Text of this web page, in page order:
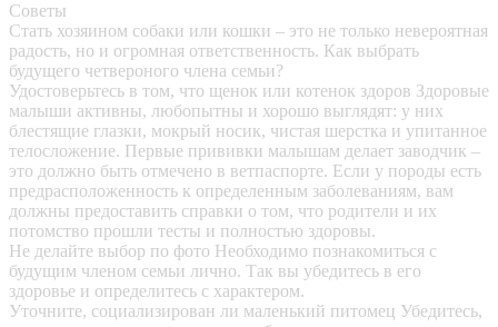
Советы
Стать хозяином собаки или кошки – это не только невероятная
радость, но и огромная ответственность. Как выбрать
будущего четвероного члена семьи?
Удостоверьтесь в том, что щенок или котенок здоров Здоровые
малыши активны, любопытны и хорошо выглядят: у них
блестящие глазки, мокрый носик, чистая шерстка и упитанное
телосложение. Первые прививки малышам делает заводчик –
это должно быть отмечено в ветпаспорте. Если у породы есть
предрасположенность к определенным заболеваниям, вам
должны предоставить справки о том, что родители и их
потомство прошли тесты и полностью здоровы.
Не делайте выбор по фото Необходимо познакомиться с
будущим членом семьи лично. Так вы убедитесь в его
здоровье и определитесь с характером.
Уточните, социализирован ли маленький питомец Убедитесь,